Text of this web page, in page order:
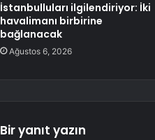
İstanbulluları ilgilendiriyor: İki
havalimanı birbirine
bağlanacak
Ağustos 6, 2026
Bir yanıt yazın